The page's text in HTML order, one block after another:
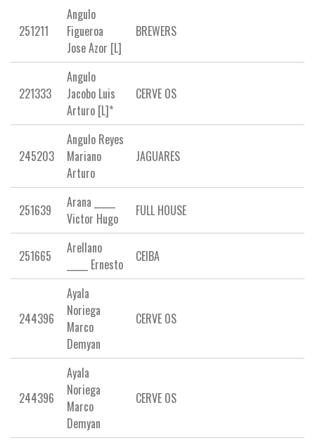
251211
Angulo
Figueroa
Jose Azor [L]
BREWERS
221333
Angulo
Jacobo Luis
Arturo [L]*
CERVE 0S
245203
Angulo Reyes
Mariano
Arturo
JAGUARES
251639
Arana _____
Victor Hugo
FULL HOUSE
251665
Arellano
_____ Ernesto
CEIBA
244396
Ayala
Noriega
Marco
Demyan
CERVE 0S
244396
Ayala
Noriega
Marco
Demyan
CERVE 0S